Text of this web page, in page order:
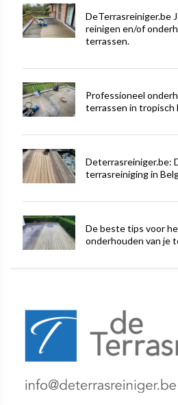
DeTerrasreiniger.be
reinigen en/of
terrassen.
Professioneel
terrassen in tropisch
Deterrasreiniger.be:
terrasreiniging in
De beste tips voor
onderhouden van je